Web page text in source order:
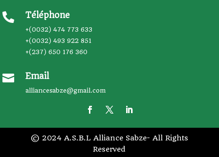
 Téléphone
+(0032) 474 773 633
+(0032) 493 922 851
+(237) 650 176 360
 Email
alliancesabze@gmail.com
© 2024 A.S.B.L Alliance Sabze- All Rights
Reserved